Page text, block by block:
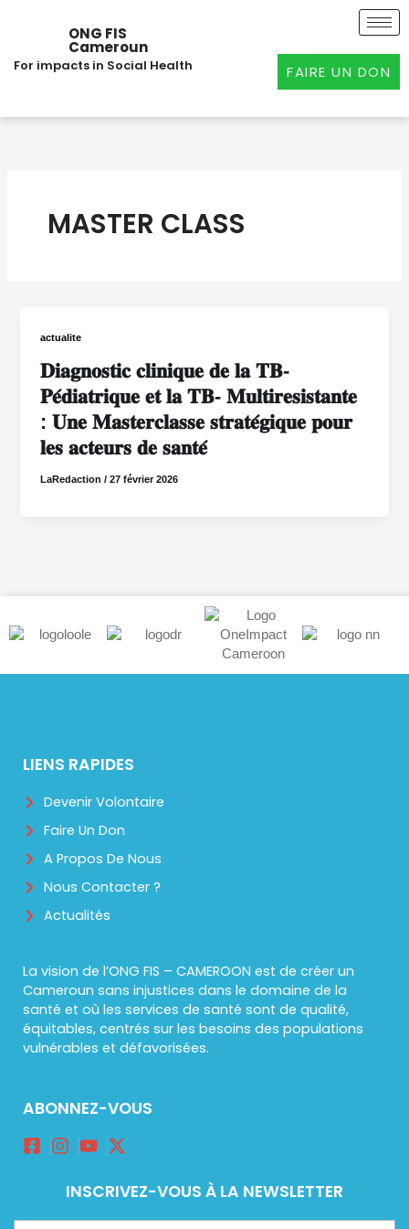
ONG FIS
Cameroun
For impacts in Social Health FAIRE UN DON
MASTER CLASS
actualite
𝐃𝐢𝐚𝐠𝐧𝐨𝐬𝐭𝐢𝐜 𝐜𝐥𝐢𝐧𝐢𝐪𝐮𝐞 𝐝𝐞 𝐥𝐚 𝐓𝐁-
𝐏𝐞́𝐝𝐢𝐚𝐭𝐫𝐢𝐪𝐮𝐞 𝐞𝐭 𝐥𝐚 𝐓𝐁- 𝐌𝐮𝐥𝐭𝐢𝐫𝐞𝐬𝐢𝐬𝐭𝐚𝐧𝐭𝐞
: 𝐔𝐧𝐞 𝐌𝐚𝐬𝐭𝐞𝐫𝐜𝐥𝐚𝐬𝐬𝐞 𝐬𝐭𝐫𝐚𝐭𝐞́𝐠𝐢𝐪𝐮𝐞 𝐩𝐨𝐮𝐫
𝐥𝐞𝐬 𝐚𝐜𝐭𝐞𝐮𝐫𝐬 𝐝𝐞 𝐬𝐚𝐧𝐭𝐞́
LaRedaction/27 février 2026
LIENS RAPIDES
Devenir Volontaire
Faire Un Don
A Propos De Nous
Nous Contacter ?
Actualités
La vision de l’ONG FIS – CAMEROON est de créer un
Cameroun sans injustices dans le domaine de la
santé et où les services de santé sont de qualité,
équitables, centrés sur les besoins des populations
vulnérables et défavorisées.
ABONNEZ-VOUS
INSCRIVEZ-VOUS À LA NEWSLETTER